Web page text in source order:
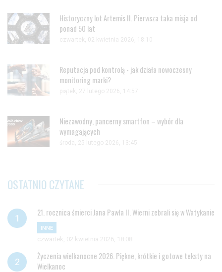
Historyczny lot Artemis II. Pierwsza taka misja od
ponad 50 lat
czwartek, 02 kwietnia 2026, 18:10
Reputacja pod kontrolą - jak działa nowoczesny
monitoring marki?
piątek, 27 lutego 2026, 14:57
Niezawodny, pancerny smartfon – wybór dla
wymagających
środa, 25 lutego 2026, 13:45
OSTATNIO CZYTANE
21. rocznica śmierci Jana Pawła II. Wierni zebrali się w Watykanie
INNE
czwartek, 02 kwietnia 2026, 18:08
Życzenia wielkanocne 2026. Piękne, krótkie i gotowe teksty na
Wielkanoc